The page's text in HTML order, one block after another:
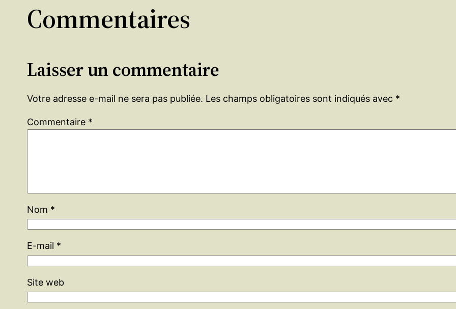
Commentaires
Laisser un commentaire
Votre adresse e-mail ne sera pas publiée. Les champs obligatoires sont indiqués avec *
Commentaire *
Nom *
E-mail *
Site web